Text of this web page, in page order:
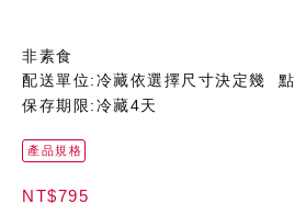
非素食
配送單位:冷藏依選擇尺寸決定幾 點
保存期限:冷藏4天
產品規格
NT$795